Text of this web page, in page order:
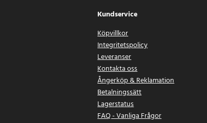
Kundservice
Köpvillkor
Integritetspolicy
Leveranser
Kontakta oss
Ångerköp & Reklamation
Betalningssätt
Lagerstatus
FAQ - Vanliga Frågor